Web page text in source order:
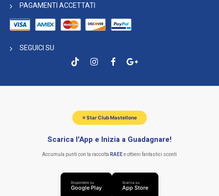
PAGAMENTI ACCETTATI
SEGUICI SU
⭐ Star Club Mastellone
Scarica l'App e Inizia a Guadagnare!
Accumula punti con la raccolta RAEEe ottieni fantastici sconti
Disponibile su
Google Play
Scarica su
App Store